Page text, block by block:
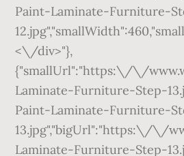
Paint-Laminate-Furniture-
<\/div>"},
{"smallUrl":"https:\/\/
Laminate-Furniture-Step-
Paint-Laminate-Furniture-
13.jpg","bigUrl":"https:\/\/
Laminate-Furniture-Step-